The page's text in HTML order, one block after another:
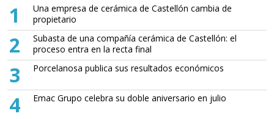
1
Una empresa de cerámica de Castellón cambia de
propietario
2
Subasta de una compañía cerámica de Castellón: el
proceso entra en la recta final
3 Porcelanosa publica sus resultados económicos
4 Emac Grupo celebra su doble aniversario en julio